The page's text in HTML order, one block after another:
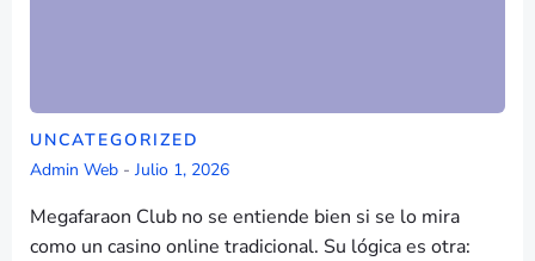
UNCATEGORIZED
Admin Web - Julio 1, 2026
Megafaraon Club no se entiende bien si se lo mira
como un casino online tradicional. Su lógica es otra: